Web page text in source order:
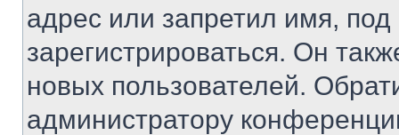
адрес или запретил имя,
зарегистрироваться. Он
новых пользователей.
администратору